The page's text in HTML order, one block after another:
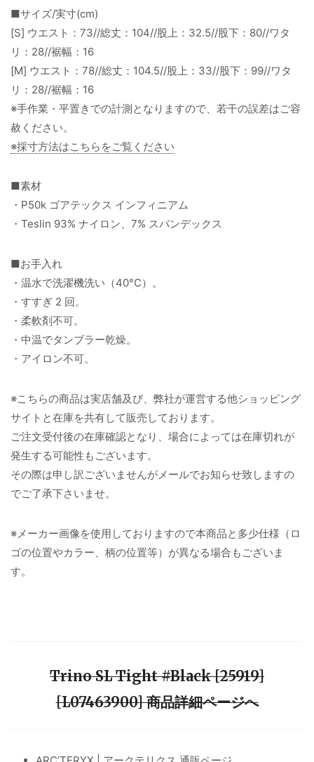
■サイズ/実寸(cm)
[S] ウエスト：73//総丈：104//股上：32.5//股下：80//ワタ
リ：28//裾幅：16
[M] ウエスト：78//総丈：104.5//股上：33//股下：99//ワタ
リ：28//裾幅：16
※手作業・平置きでの計測となりますので、若干の誤差はご容
赦ください。
※採寸方法はこちらをご覧ください
■素材
・P50k ゴアテックス インフィニアム
・Teslin 93% ナイロン、7% スパンデックス
■お手入れ
・温水で洗濯機洗い（40°C）。
・すすぎ 2 回。
・柔軟剤不可。
・中温でタンブラー乾燥。
・アイロン不可。
※こちらの商品は実店舗及び、弊社が運営する他ショッピング
サイトと在庫を共有して販売しております。
ご注文受付後の在庫確認となり、場合によっては在庫切れが
発生する可能性もございます。
その際は申し訳ございませんがメールでお知らせ致しますの
でご了承下さいませ。
※メーカー画像を使用しておりますので本商品と多少仕様（ロ
ゴの位置やカラー、柄の位置等）が異なる場合もございま
す。
Trino SL Tight #Black [25919]
[L07463900] 商品詳細ページへ